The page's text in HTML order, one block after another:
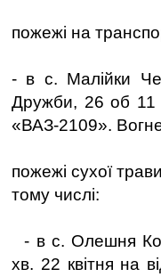
пожежі на
- в с. Малійки
Дружби, 26 об 11
«ВАЗ-2109».
пожежі сухої
тому числі:
- в с. Олешня
хв. 22 квітня на